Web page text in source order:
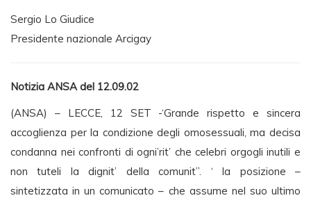
Sergio Lo Giudice
Presidente nazionale Arcigay
Notizia ANSA del 12.09.02
(ANSA) – LECCE, 12 SET -‘Grande rispetto e sincera
accoglienza per la condizione degli omosessuali, ma decisa
condanna nei confronti di ogni’rit’ che celebri orgogli inutili e
non tuteli la dignit’ della comunit”. ‘ la posizione –
sintetizzata in un comunicato – che assume nel suo ultimo